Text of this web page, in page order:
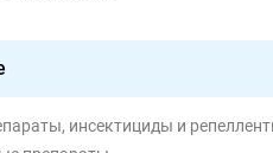
инсектициды и